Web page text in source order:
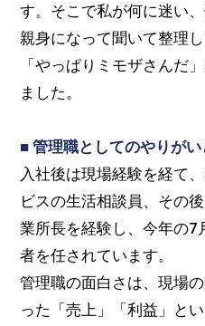
す。そこで私が何に迷い
親身になって聞いて整理
「やっぱりミモザさんだ
ました。
■ 管理職としてのやりが
入社後は現場経験を経て
ビスの生活相談員、その
業所長を経験し、今年の7
者を任されています。
管理職の面白さは、現場
った「売上」「利益」と